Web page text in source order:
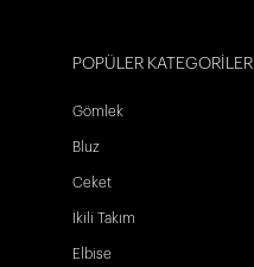
POPÜLER KATEGORİLER
Gömlek
Bluz
Ceket
İkili Takım
Elbise